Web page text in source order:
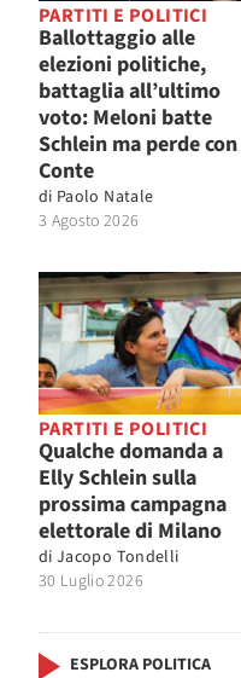
PARTITI E POLITICI
Ballottaggio alle
elezioni politiche,
battaglia all’ultimo
voto: Meloni batte
Schlein ma perde con
Conte
di Paolo Natale
3 Agosto 2026
PARTITI E POLITICI
Qualche domanda a
Elly Schlein sulla
prossima campagna
elettorale di Milano
di Jacopo Tondelli
30 Luglio 2026
ESPLORA POLITICA